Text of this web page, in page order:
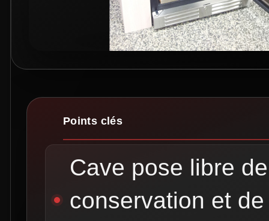
Cave pose libre de
conservation et de